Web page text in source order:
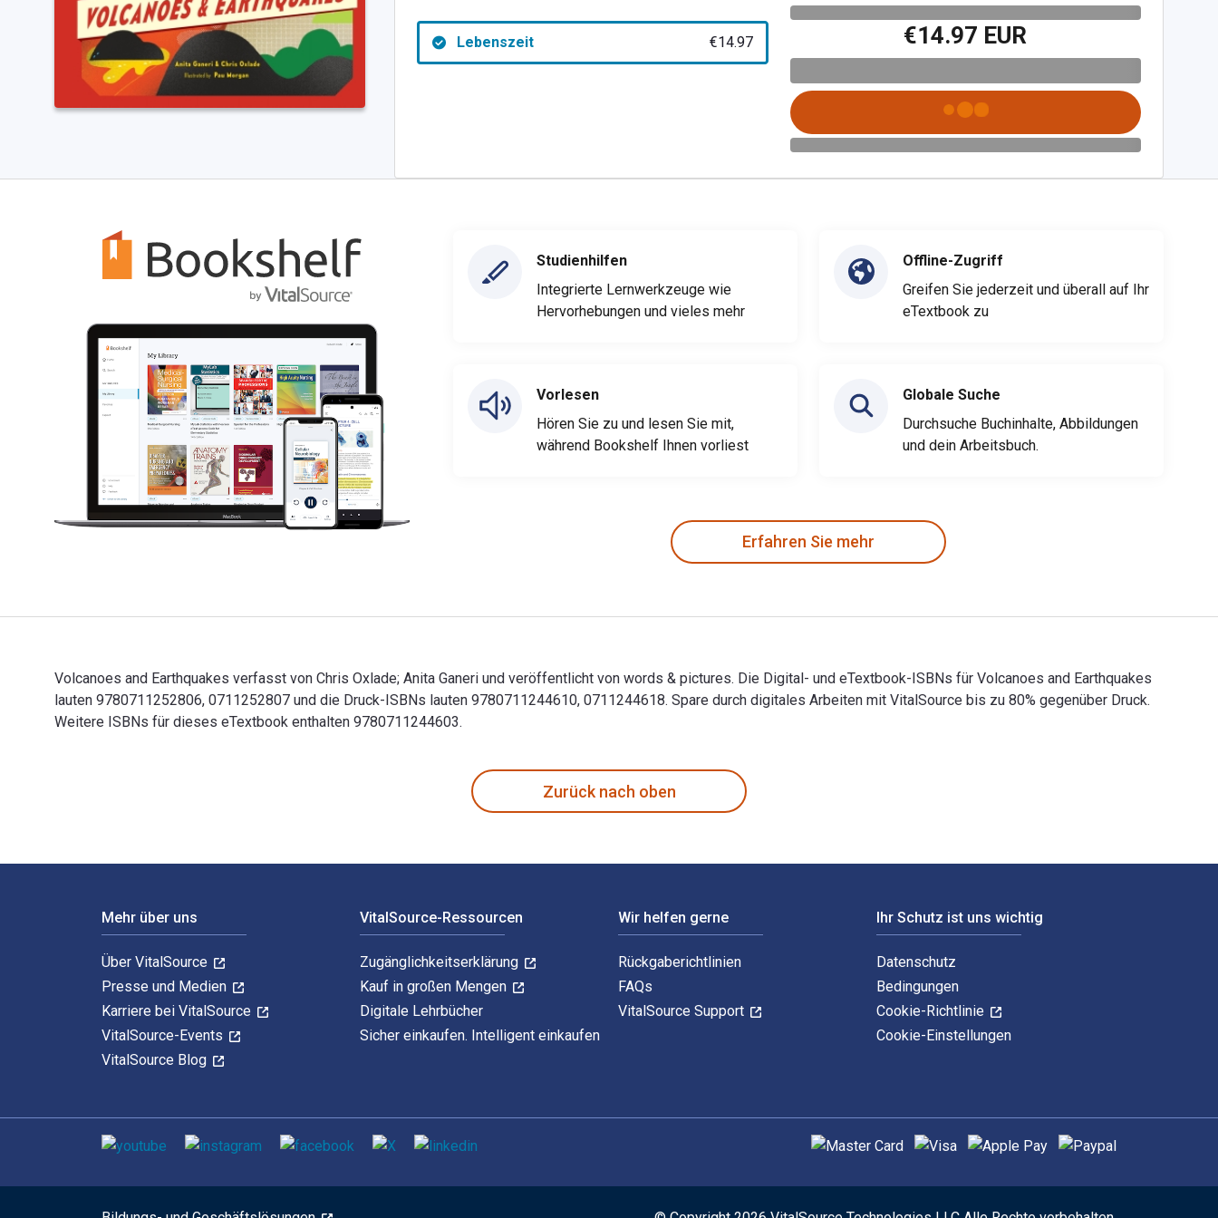
Lebenszeit €14.97 €14.97 EUR
Studienhilfen
Integrierte Lernwerkzeuge wie
Hervorhebungen und vieles mehr
Vorlesen
Hören Sie zu und lesen Sie mit,
während Bookshelf Ihnen vorliest
Offline-Zugriff
Greifen Sie jederzeit und überall auf Ihr
eTextbook zu
Globale Suche
Durchsuche Buchinhalte, Abbildungen
und dein Arbeitsbuch.
Erfahren Sie mehr
Volcanoes and Earthquakes verfasst von Chris Oxlade; Anita Ganeri und veröffentlicht von words & pictures. Die Digital- und eTextbook-ISBNs für Volcanoes and Earthquakes
lauten 9780711252806, 0711252807 und die Druck-ISBNs lauten 9780711244610, 0711244618. Spare durch digitales Arbeiten mit VitalSource bis zu 80% gegenüber Druck.
Weitere ISBNs für dieses eTextbook enthalten 9780711244603.
Zurück nach oben
Mehr über uns
Über VitalSource
Presse und Medien
Karriere bei VitalSource
VitalSource-Events
VitalSource Blog
VitalSource-Ressourcen
Zugänglichkeitserklärung
Kauf in großen Mengen
Digitale Lehrbücher
Sicher einkaufen. Intelligent einkaufen
Wir helfen gerne
Rückgaberichtlinien
FAQs
VitalSource Support
Ihr Schutz ist uns wichtig
Datenschutz
Bedingungen
Cookie-Richtlinie
Cookie-Einstellungen
Sozialen Medien Unterstützte Zahlungsmethoden